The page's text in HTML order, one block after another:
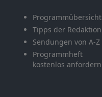
Programmübersicht
Tipps der Redaktion
Sendungen von A-Z
Programmheft
kostenlos anfordern